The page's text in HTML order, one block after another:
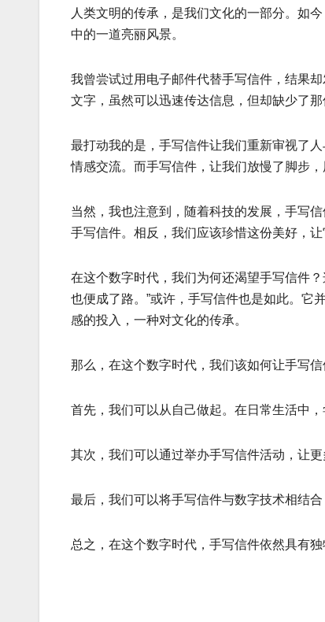
人类文明的传承，是我们文化的一部分。如
中的一道亮丽风景。
我曾尝试过用电子邮件代替手写信件，结果
文字，虽然可以迅速传达信息，但却缺少了那
最打动我的是，手写信件让我们重新审视了
情感交流。而手写信件，让我们放慢了脚步，
当然，我也注意到，随着科技的发展，手写
手写信件。相反，我们应该珍惜这份美好，让
在这个数字时代，我们为何还渴望手写信件
也便成了路。”或许，手写信件也是如此。它
感的投入，一种对文化的传承。
那么，在这个数字时代，我们该如何让手写
首先，我们可以从自己做起。在日常生活中
其次，我们可以通过举办手写信件活动，让
最后，我们可以将手写信件与数字技术相结
总之，在这个数字时代，手写信件依然具有